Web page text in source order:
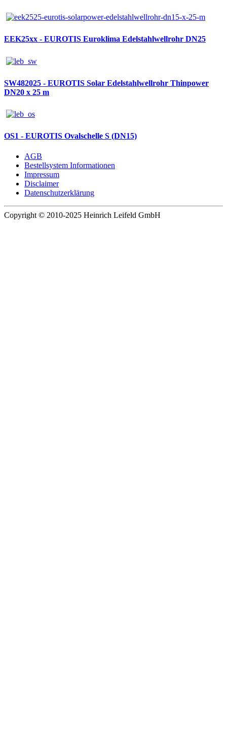
EEK25xx - EUROTIS Euroklima Edelstahlwellrohr DN25
SW482025 - EUROTIS Solar Edelstahlwellrohr Thinpower
DN20 x 25 m
OS1 - EUROTIS Ovalschelle S (DN15)
AGB
Bestellsystem Informationen
Impressum
Disclaimer
Datenschutzerklärung
Copyright © 2010-2025 Heinrich Leifeld GmbH